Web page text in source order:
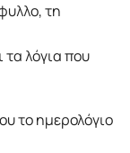
τη
τα λόγια που
το ημερολόγιο